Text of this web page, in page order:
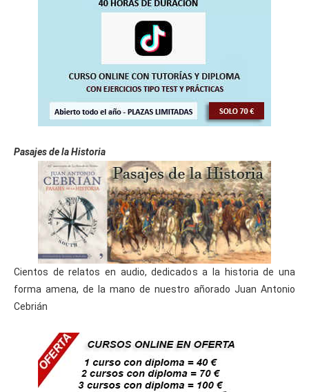
Pasajes de la Historia
Cientos de relatos en audio, dedicados a la historia de una
forma amena, de la mano de nuestro añorado Juan Antonio
Cebrián